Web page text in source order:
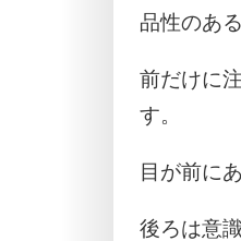
品性のあ
前だけに
す。
目が前に
後ろは意